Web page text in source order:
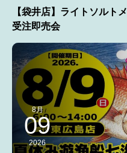
【袋井店】ライトソルト
受注即売会
8月
09
2026